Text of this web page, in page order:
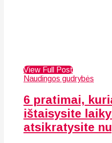
View Full Post
Naudingos gudrybės
6 pratimai,
ištaisysite
atsikratysite